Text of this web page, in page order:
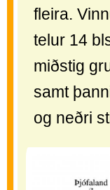
fleira.
telur 14
miðstig
samt
og neðri